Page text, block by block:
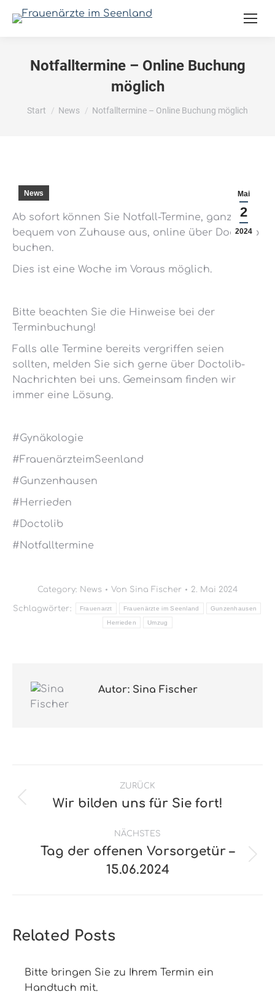
Notfalltermine – Online Buchung
möglich
Sie befinden sich hier:
Start News Notfalltermine – Online Buchung möglich
Mai
2
2024
News
Ab sofort können Sie Notfall-Termine, ganz
bequem von Zuhause aus, online über Doctolib
buchen.
Dies ist eine Woche im Voraus möglich.
Bitte beachten Sie die Hinweise bei der
Terminbuchung!
Falls alle Termine bereits vergriffen seien
sollten, melden Sie sich gerne über Doctolib-
Nachrichten bei uns. Gemeinsam finden wir
immer eine Lösung.
#Gynäkologie
#FrauenärzteimSeenland
#Gunzenhausen
#Herrieden
#Doctolib
#Notfalltermine
Category: News Von Sina Fischer 2. Mai 2024
Schlagwörter: Frauenarzt Frauenärzte im Seenland Gunzenhausen
Herrieden Umzug
Autor: Sina Fischer
Kommentarnavigation
ZURÜCK
Vorheriger
Wir bilden uns für Sie fort!
NÄCHSTES
Beitrag:
Tag der offenen Vorsorgetür –
15.06.2024
Related Posts
Bitte bringen Sie zu Ihrem Termin ein
Handtuch mit.